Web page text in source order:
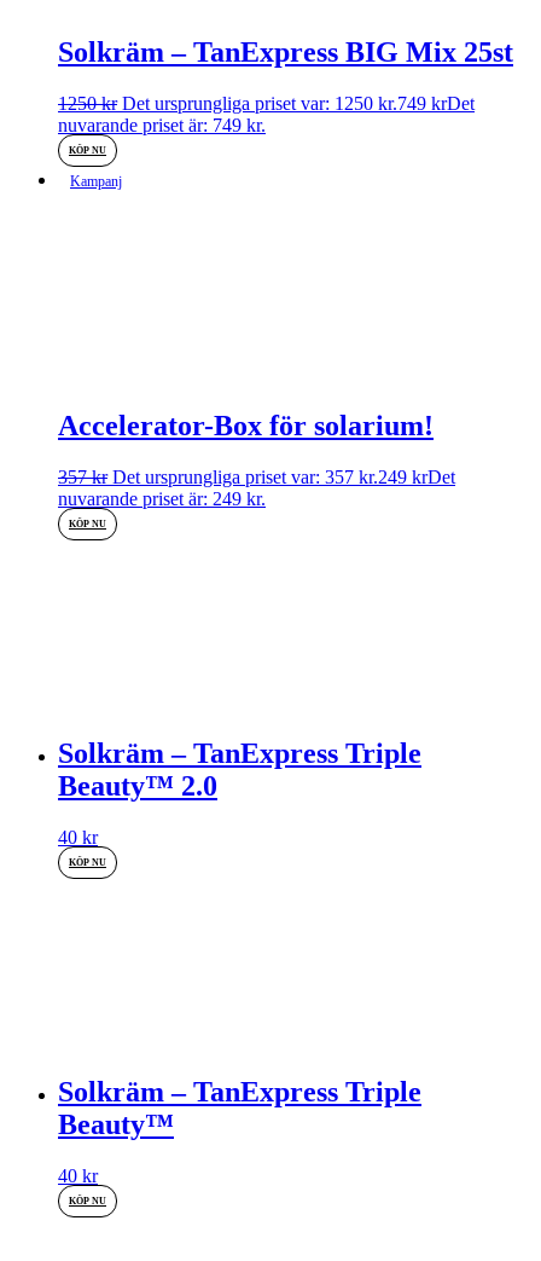
Solkräm – TanExpress BIG Mix 25st
1250kr Det ursprungliga priset var: 1250 kr.749 krDet
nuvarande priset är: 749 kr.
KÖP NU
Kampanj
Accelerator-Box för solarium!
357kr Det ursprungliga priset var: 357 kr.249 krDet
nuvarande priset är: 249 kr.
KÖP NU
Solkräm – TanExpress Triple
Beauty™ 2.0
40 kr
KÖP NU
Solkräm – TanExpress Triple
Beauty™
40 kr
KÖP NU